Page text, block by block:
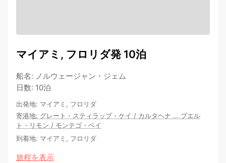
マイアミ, フロリダ発 10泊
船名: ノルウェージャン・ジェム
日数: 10泊
出発地: マイアミ, フロリダ
寄港地: グレート・スティラップ・ケイ / カルタヘナ … プエル
ト・リモン / モンテゴ・ベイ
到着地: マイアミ, フロリダ
旅程を表示